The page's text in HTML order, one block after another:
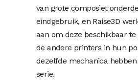
van grote composiet
eindgebruik, en Raise3D
aan om deze beschikbaar
de andere printers in hun
dezelfde mechanica
serie.